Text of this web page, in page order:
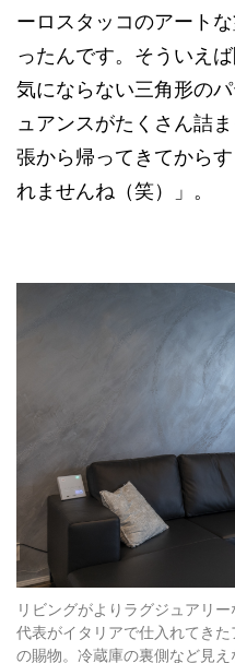
ーロスタッコのアート
ったんです。そういえ
気にならない三角形の
ュアンスがたくさん詰
張から帰ってきてから
れませんね（笑）」。
リビングがよりラグジュアリ
代表がイタリアで仕入れてき
の賜物。冷蔵庫の裏側など見